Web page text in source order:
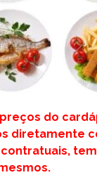
do
diretamente